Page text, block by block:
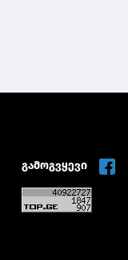
გამოგვყევი